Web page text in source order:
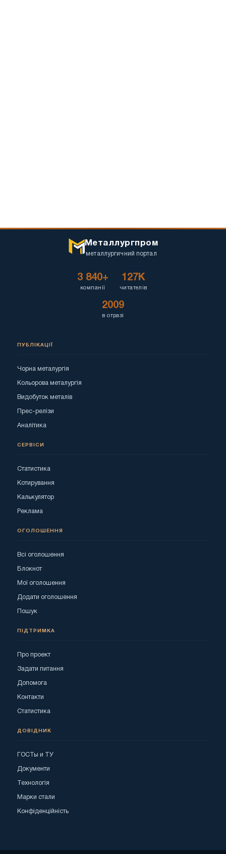
Металлургпром
металлургичний портал
3 840+
компанії
127K
читателів
2009
в отразі
ПУБЛІКАЦІЇ
Чорна металургія
Кольорова металургія
Видобуток металів
Прес-релізи
Аналітика
СЕРВІСИ
Статистика
Котирування
Калькулятор
Реклама
ОГОЛОШЕННЯ
Всі оголошення
Блокнот
Мої оголошення
Додати оголошення
Пошук
ПІДТРИМКА
Про проект
Задати питання
Допомога
Контакти
Статистика
ДОВІДНИК
ГОСТы и ТУ
Документи
Технологія
Марки стали
Конфіденційність